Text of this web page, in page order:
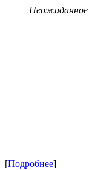
Неожиданное
[Подробнее]